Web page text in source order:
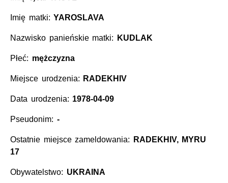
Imię matki:YAROSLAVA
Nazwisko panieńskie matki: KUDLAK
Płeć: mężczyzna
Miejsce urodzenia: RADEKHIV
Data urodzenia: 1978-04-09
Pseudonim: -
Ostatnie miejsce zameldowania:
RADEKHIV, MYRU
17
Obywatelstwo: UKRAINA